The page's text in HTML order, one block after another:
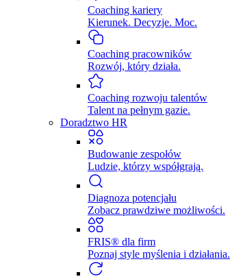
Coaching kariery
Kierunek. Decyzje. Moc.
Coaching pracowników
Rozwój, który działa.
Coaching rozwoju talentów
Talent na pełnym gazie.
Doradztwo HR
Budowanie zespołów
Ludzie, którzy współgrają.
Diagnoza potencjału
Zobacz prawdziwe możliwości.
FRIS® dla firm
Poznaj style myślenia i działania.